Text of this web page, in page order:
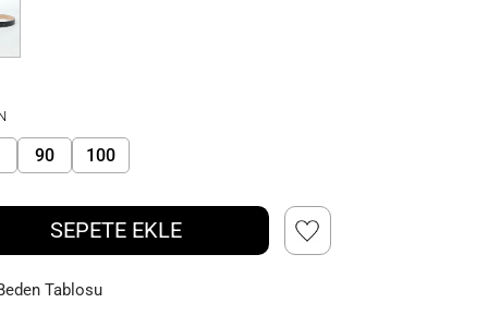
90 100
SEPETE EKLE
Tablosu